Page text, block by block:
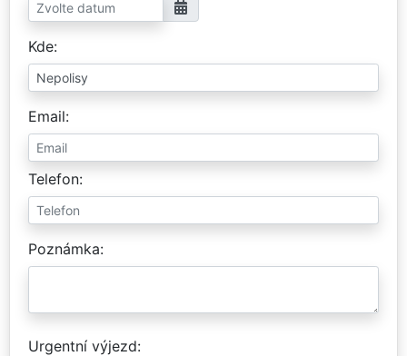
Kde
Email
Telefon
Poznámka
Urgentní výjezd